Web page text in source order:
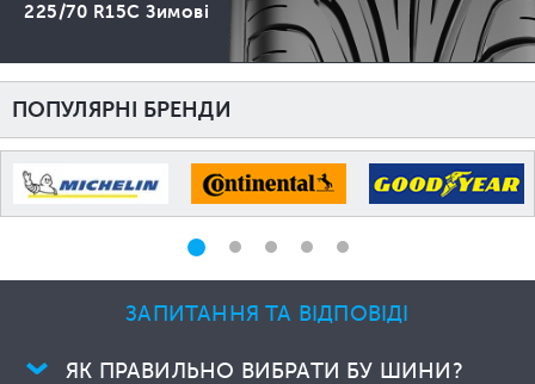
ЗАПИТАННЯ ТА ВІДПОВІДІ
ЯК ПРАВИЛЬНО ВИБРАТИ БУ ШИНИ?
225/70 R15C Зимові
ПОПУЛЯРНІ БРЕНДИ